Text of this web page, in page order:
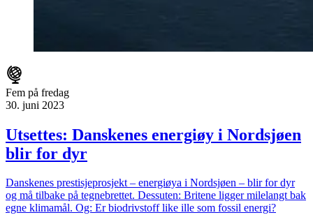
Fem på fredag
30. juni 2023
Utsettes: Danskenes energiøy i Nordsjøen
blir for dyr
Danskenes prestisjeprosjekt – energiøya i Nordsjøen – blir for dyr
og må tilbake på tegnebrettet. Dessuten: Britene ligger milelangt bak
egne klimamål. Og: Er biodrivstoff like ille som fossil energi?